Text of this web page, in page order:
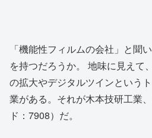
「機能性フィルムの会社」と聞
を持つだろうか。 地味に見えて
の拡大やデジタルツインという
業がある。それが木本技研工業
ド：7908）だ。